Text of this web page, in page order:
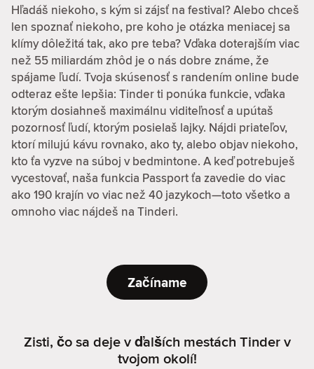
Hľadáš niekoho, s kým si zájsť na festival? Alebo chceš
len spoznať niekoho, pre koho je otázka meniacej sa
klímy dôležitá tak, ako pre teba? Vďaka doterajším viac
než 55 miliardám zhôd je o nás dobre známe, že
spájame ľudí. Tvoja skúsenosť s randením online bude
odteraz ešte lepšia: Tinder ti ponúka funkcie, vďaka
ktorým dosiahneš maximálnu viditeľnosť a upútaš
pozornosť ľudí, ktorým posielaš lajky. Nájdi priateľov,
ktorí milujú kávu rovnako, ako ty, alebo objav niekoho,
kto ťa vyzve na súboj v bedmintone. A keď potrebuješ
vycestovať, naša funkcia Passport ťa zavedie do viac
ako 190 krajín vo viac než 40 jazykoch—toto všetko a
omnoho viac nájdeš na Tinderi.
Začíname
Zisti, čo sa deje v ďalších mestách Tinder v
tvojom okolí!